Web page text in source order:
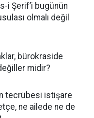
i Şerif’i bugünün
olmalı değil
bürokraside
midir?
tecrübesi istişare
ne ailede ne de